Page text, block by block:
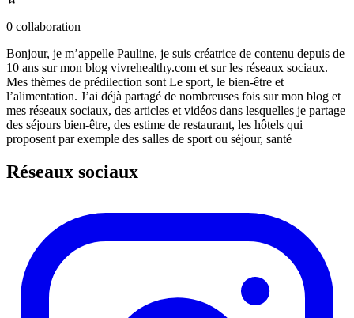
0 collaboration
Bonjour, je m’appelle Pauline, je suis créatrice de contenu depuis de
10 ans sur mon blog vivrehealthy.com et sur les réseaux sociaux.
Mes thèmes de prédilection sont Le sport, le bien-être et
l’alimentation. J’ai déjà partagé de nombreuses fois sur mon blog et
mes réseaux sociaux, des articles et vidéos dans lesquelles je partage
des séjours bien-être, des estime de restaurant, les hôtels qui
proposent par exemple des salles de sport ou séjour, santé
Réseaux sociaux